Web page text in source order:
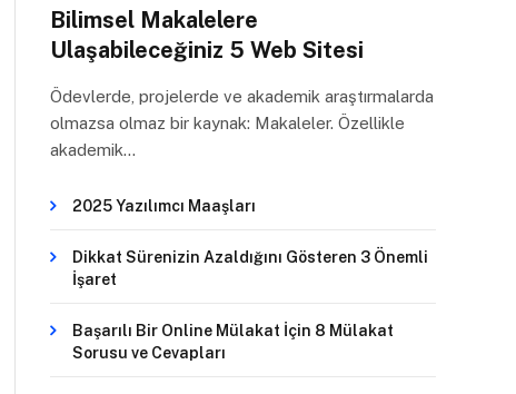
Bilimsel Makalelere
Ulaşabileceğiniz 5 Web Sitesi
Ödevlerde, projelerde ve akademik araştırmalarda
olmazsa olmaz bir kaynak: Makaleler. Özellikle
akademik…
2025 Yazılımcı Maaşları
Dikkat Sürenizin Azaldığını Gösteren 3 Önemli
İşaret
Başarılı Bir Online Mülakat İçin 8 Mülakat
Sorusu ve Cevapları